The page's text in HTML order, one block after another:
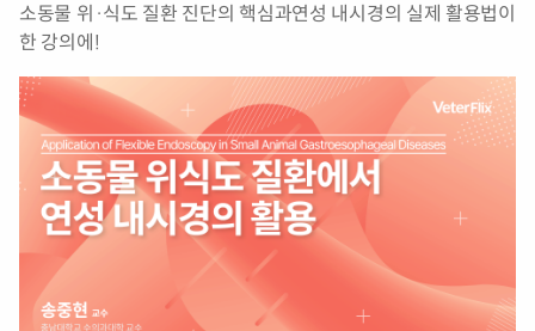
소동물 위·식도 질환 진단의 핵심과연성 내시경의 실제 활용법이
한 강의에!